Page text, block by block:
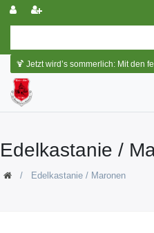
🍹 Jetzt wird’s sommerlich: Mit den feinen Sirupen von Eyguebelle
Edelkastanie /
Edelkastanie / Maronen